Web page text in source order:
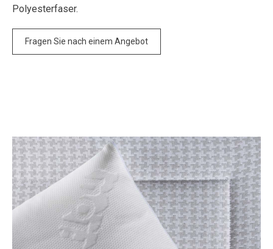
Polyesterfaser.
Fragen Sie nach einem Angebot